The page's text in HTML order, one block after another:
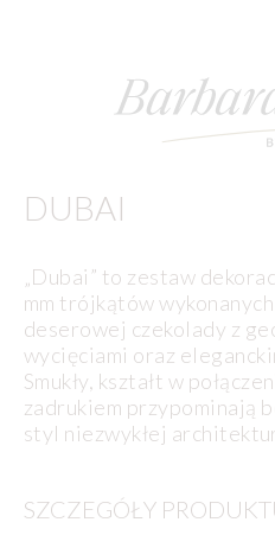
DUBAI
„Dubai” to zestaw
mm trójkątów
deserowej czekolady z
wycięciami oraz
Smukły, kształt w
zadrukiem przypominają
styl niezwykłej
SZCZEGÓŁY